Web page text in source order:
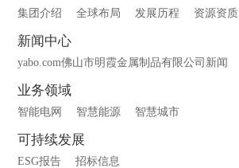
集团介绍 全球布局 发展历程 资源资质
新闻中心
yabo.com佛山市明霞金属制品有限公司新闻
业务领域
智能电网 智慧能源 智慧城市
可持续发展
ESG报告 招标信息